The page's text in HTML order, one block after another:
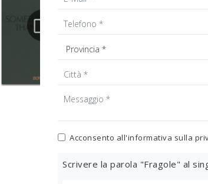
Acconsento all'informativa sulla
Scrivere la parola "Fragole" al